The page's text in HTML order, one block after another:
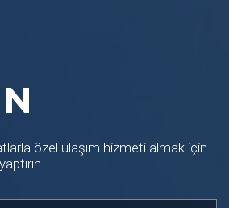
özel ulaşım hizmeti almak için